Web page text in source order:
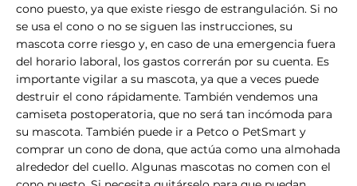
cono puesto, ya que existe riesgo de estrangulación. Si no
se usa el cono o no se siguen las instrucciones, su
mascota corre riesgo y, en caso de una emergencia fuera
del horario laboral, los gastos correrán por su cuenta. Es
importante vigilar a su mascota, ya que a veces puede
destruir el cono rápidamente. También vendemos una
camiseta postoperatoria, que no será tan incómoda para
su mascota. También puede ir a Petco o PetSmart y
comprar un cono de dona, que actúa como una almohada
alrededor del cuello. Algunas mascotas no comen con el